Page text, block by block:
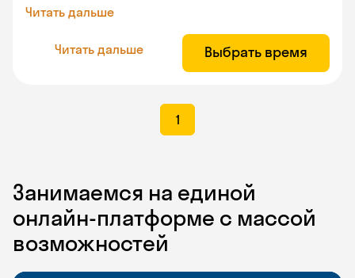
Читать дальше
Читать дальше Выбрать время
1
Занимаемся на единой
онлайн-платформе с массой
возможностей